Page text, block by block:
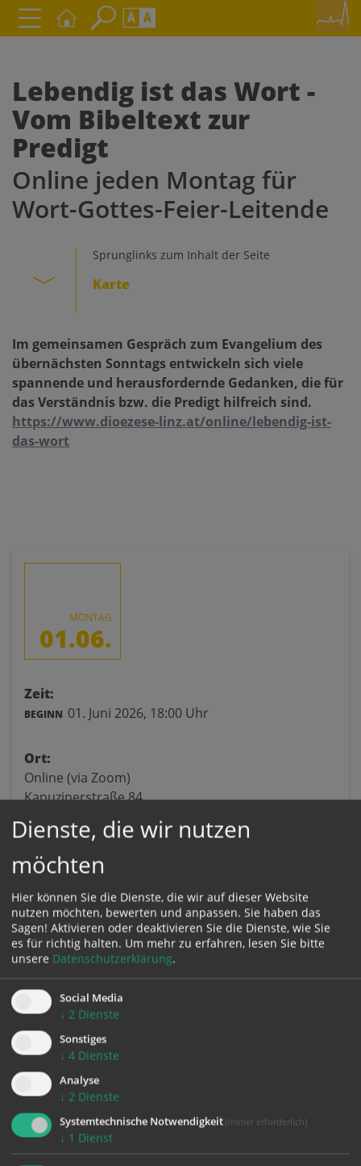
Schriftgröße
AAA
Kontrasteinstellungen
A A A A A
Lebendig ist das Wort -
Vom Bibeltext zur
Predigt
Online jeden Montag für
Wort-Gottes-Feier-Leitende
Sprunglinks zum Inhalt der Seite
Karte
Im gemeinsamen Gespräch zum Evangelium des
übernächsten Sonntags entwickeln sich viele
spannende und herausfordernde Gedanken, die für
das Verständnis bzw. die Predigt hilfreich sind.
https://www.dioezese-linz.at/online/lebendig-ist-
das-wort
MONTAG
01.06.
Zeit:
BEGINN 01. Juni 2026, 18:00 Uhr
Ort:
Online (via Zoom)
Kapuzinerstraße 84
4020 Linz
Karte:
Bitte akzeptieren Sie
die Seite neu
Dienste, die wir nutzen
möchten
Hier können Sie die Dienste, die wir auf dieser Website
nutzen möchten, bewerten und anpassen. Sie haben das
Sagen! Aktivieren oder deaktivieren Sie die Dienste, wie Sie
es für richtig halten. Um mehr zu erfahren, lesen Sie bitte
unsere Datenschutzerklärung.
Social Media
↓ 2 Dienste
Sonstiges
↓ 4 Dienste
Analyse
↓ 2 Dienste
Systemtechnische Notwendigkeit (immer erforderlich)
↓ 1 Dienst